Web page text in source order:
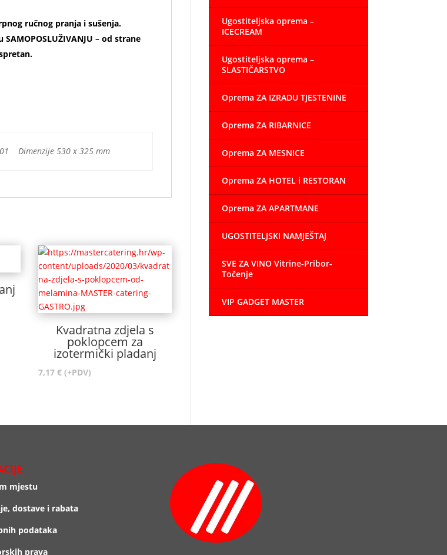
ručnog pranja i sušenja.
– od strane
Dimenzije 530 x 325 mm
Kvadratna zdjela s
poklopcem za
izotermički pladanj
7,17 € (+PDV)
Ugostiteljska oprema –
ICECREAM
Ugostiteljska oprema –
SLASTIČARSTVO
Oprema ZA IZRADU TJESTENINE
Oprema ZA RIBARNICE
Oprema ZA MESNICE
Oprema ZA HOTEL i RESTORAN
Oprema ZA APARTMANE
UGOSTITELJSKI NAMJEŠTAJ
SVE ZA VINO Vitrine-Pribor-
Točenje
VIP GADGET MASTER
mjestu
dostave i rabata
podataka
prava